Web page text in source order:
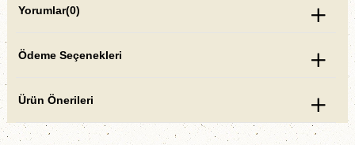
Yorumlar(0)
Ödeme Seçenekleri
Ürün Önerileri